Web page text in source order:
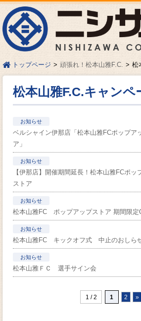
トップページ 頑張れ！松本山雅F.C. 松
松本山雅F.C.キャンペ
お知らせ
ベルシャイン伊那店「松本山雅FCポップア
ア」
お知らせ
【伊那店】開催期間延長！松本山雅FCポッ
ストア
お知らせ
松本山雅FC ポップアップストア 期間限定
お知らせ
松本山雅FC キックオフ式 中止のおしら
お知らせ
松本山雅ＦＣ 選手サイン会
1 / 2 1 2 »